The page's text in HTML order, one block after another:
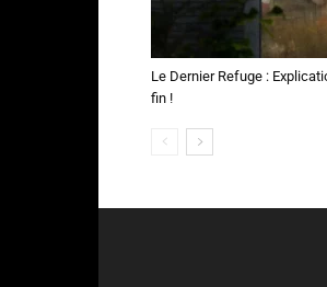
Le Dernier Refuge :
fin !